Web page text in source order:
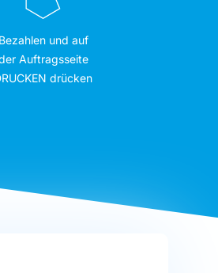
Bezahlen und auf
Auftragsseite
drücken